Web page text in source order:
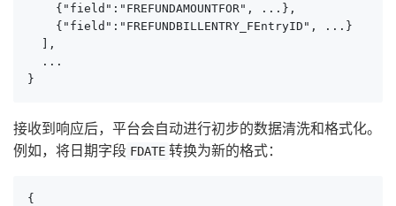
    {"field":"FREFUNDAMOUNTFOR", ...},
    {"field":"FREFUNDBILLENTRY_FEntryID", ...}
  ],
  ...
}
接收到响应后，平台会自动进行初步的数据清洗和格式化。
例如，将日期字段 FDATE 转换为新的格式：
{